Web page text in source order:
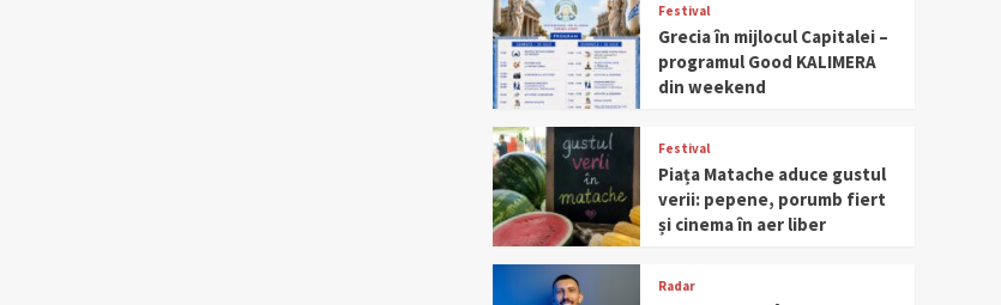
Festival
Grecia în mijlocul Capitalei –
programul Good KALIMERA
din weekend
Festival
Piața Matache aduce gustul
verii: pepene, porumb fiert
și cinema în aer liber
Radar